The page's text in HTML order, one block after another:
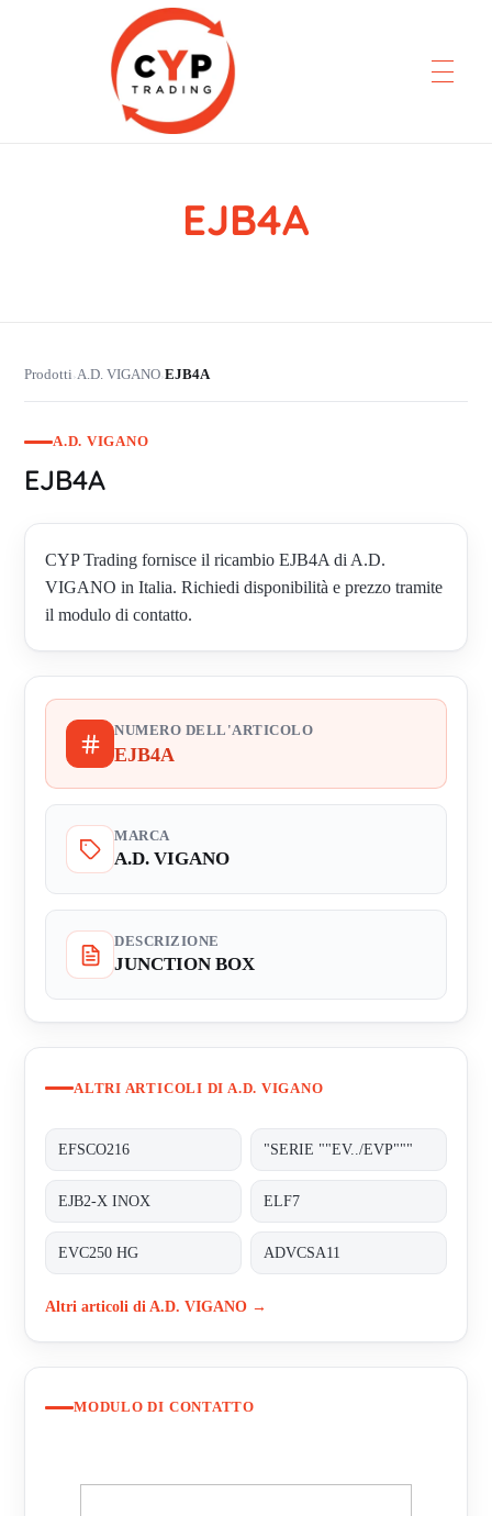
EJB4A
Prodotti›A.D. VIGANO›EJB4A
A.D. VIGANO
EJB4A
CYP Trading fornisce il ricambio EJB4A di A.D.
VIGANO in Italia. Richiedi disponibilità e prezzo tramite
il modulo di contatto.
NUMERO DELL'ARTICOLO
EJB4A
MARCA
A.D. VIGANO
DESCRIZIONE
JUNCTION BOX
ALTRI ARTICOLI DI A.D. VIGANO
EFSCO216 "SERIE ""EV../EVP"""
EJB2-X INOX ELF7
EVC250 HG ADVCSA11
Altri articoli di A.D. VIGANO →
MODULO DI CONTATTO